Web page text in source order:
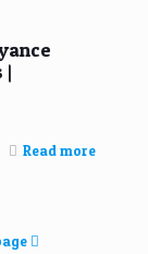
|
Read more